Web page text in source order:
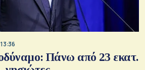
Πάνω από 23 εκατ.